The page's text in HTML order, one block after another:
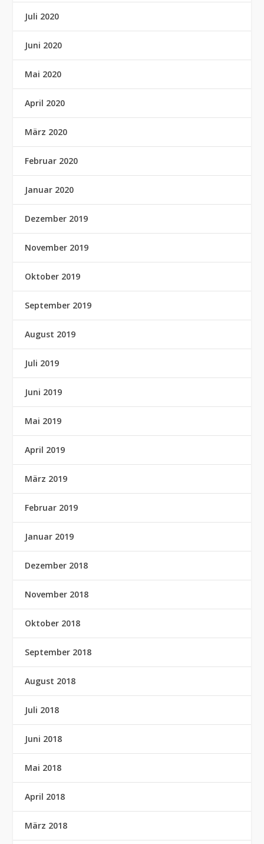
Juli 2020
Juni 2020
Mai 2020
April 2020
März 2020
Februar 2020
Januar 2020
Dezember 2019
November 2019
Oktober 2019
September 2019
August 2019
Juli 2019
Juni 2019
Mai 2019
April 2019
März 2019
Februar 2019
Januar 2019
Dezember 2018
November 2018
Oktober 2018
September 2018
August 2018
Juli 2018
Juni 2018
Mai 2018
April 2018
März 2018